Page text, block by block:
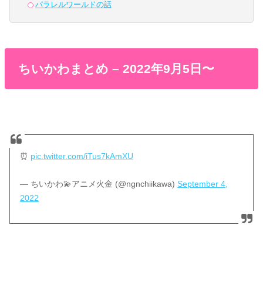
パラレルワールドの話
ちいかわまとめ – 2022年9月5日〜
⏰ pic.twitter.com/iTus7kAmXU
— ちいかわ💫アニメ火金 (@ngnchiikawa)September 4,
2022